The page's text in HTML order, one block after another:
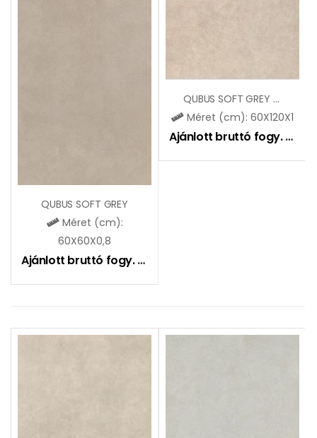
QUBUS SOFT GREY
Méret (cm):
60X60X0,8
Ajánlott bruttó fogy. ár:
QUBUS SOFT GREY (SGR98)
Méret (cm): 60X120X1
Ajánlott bruttó fogy. ár: